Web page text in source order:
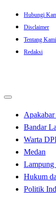
Skip
content
Hubungi
Disclaimer
Tentang Kami
Redaksi
Bandar
Warta
Medan
Lampung
Hukum
Politik